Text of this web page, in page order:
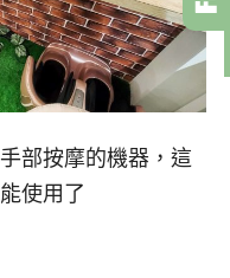
部按摩的機器，這
使用了